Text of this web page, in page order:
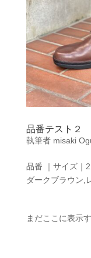
品番テスト２
執筆者 misaki
品番 ｜サイズ｜
ダークブラウ
まだここに表示